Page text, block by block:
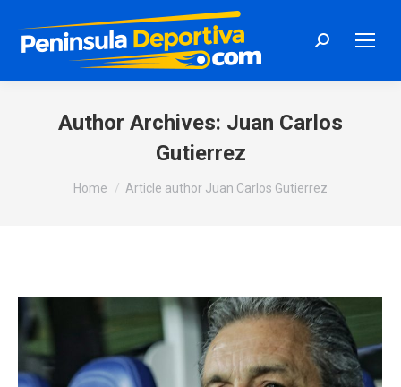
Search:
Author Archives: Juan Carlos
Gutierrez
You are here:
Home Article author Juan Carlos Gutierrez